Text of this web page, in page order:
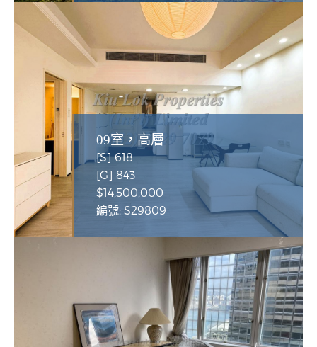
09室，高層
[S] 618
[G] 843
$14,500,000
編號: S29809